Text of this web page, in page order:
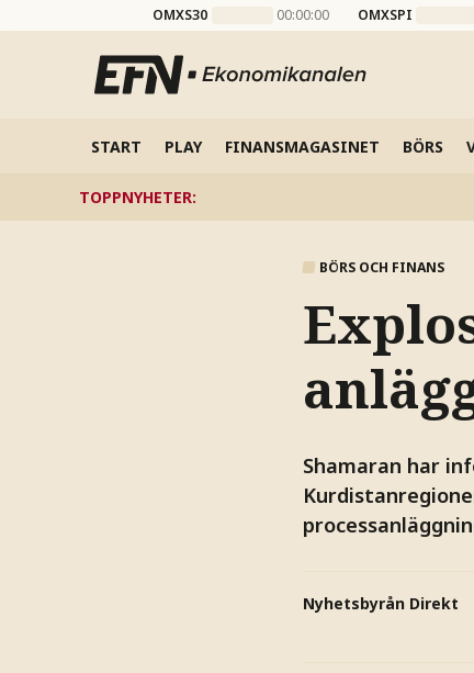
OMXS30 00:00:00 OMXSPI
START PLAY FINANSMAGASINET BÖRS
TOPPNYHETER:
BÖRS OCH FINANS
Shamaran har
Nyhetsbyrån Direkt